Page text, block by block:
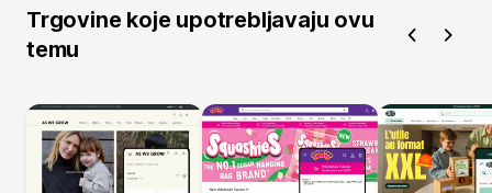
Trgovine koje upotrebljavaju ovu
temu